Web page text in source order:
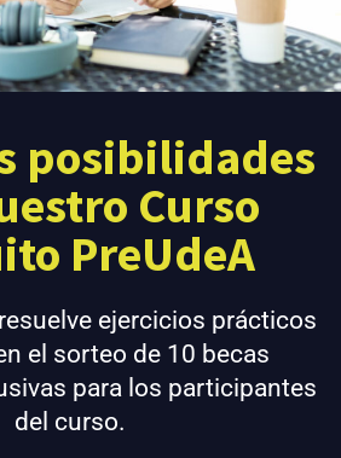
posibilidades
Curso
PreUdeA
ejercicios prácticos
el sorteo de 10 becas
para los participantes
del curso.